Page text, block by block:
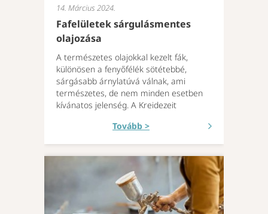
14. Március 2024.
Fafelületek sárgulásmentes
olajozása
A természetes olajokkal kezelt fák,
különösen a fenyőfélék sötétebbé,
sárgásabb árnylatúvá válnak, ami
természetes, de nem minden esetben
kívánatos jelenség. A Kreidezeit
Tovább >